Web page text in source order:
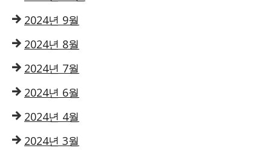
2024년 9월
2024년 8월
2024년 7월
2024년 6월
2024년 4월
2024년 3월